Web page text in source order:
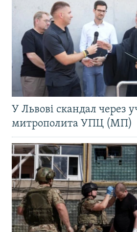
У Львові скандал через
митрополита УПЦ (МП)